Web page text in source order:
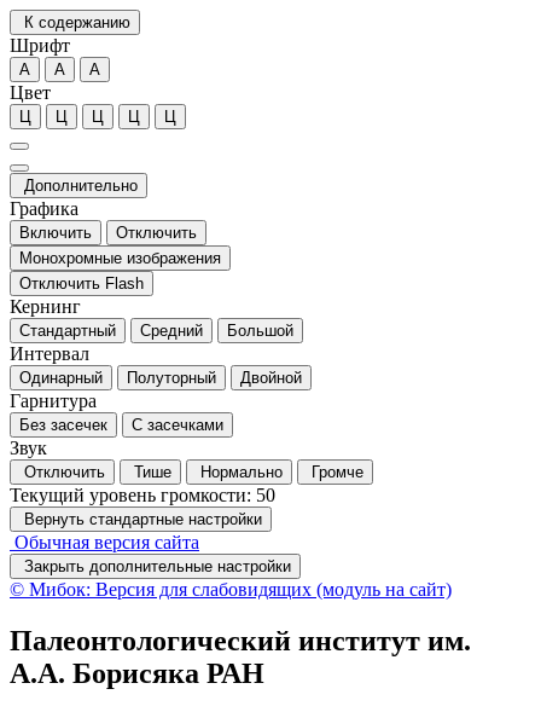
К содержанию
Шрифт
А А А
Цвет
Ц Ц Ц Ц Ц
Дополнительно
Графика
Включить
Отключить
Монохромные изображения
Отключить Flash
Кернинг
Стандартный Средний Большой
Интервал
Одинарный Полуторный Двойной
Гарнитура
Без засечек С засечками
Звук
Отключить Тише Нормально Громче
Текущий уровень громкости: 50
Вернуть стандартные настройки
Обычная версия сайта
Закрыть дополнительные настройки
© Мибок: Версия для слабовидящих (модуль на сайт)
Палеонтологический институт им.
А.А. Борисяка РАН